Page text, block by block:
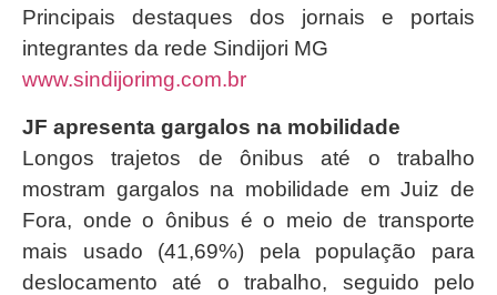
Principais destaques dos jornais e portais
integrantes da rede Sindijori MG
www.sindijorimg.com.br
JF apresenta gargalos na mobilidade
Longos trajetos de ônibus até o trabalho
mostram gargalos na mobilidade em Juiz de
Fora, onde o ônibus é o meio de transporte
mais usado (41,69%) pela população para
deslocamento até o trabalho, seguido pelo